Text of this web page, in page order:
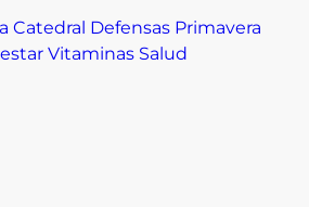
Catedral Defensas Primavera
Vitaminas Salud